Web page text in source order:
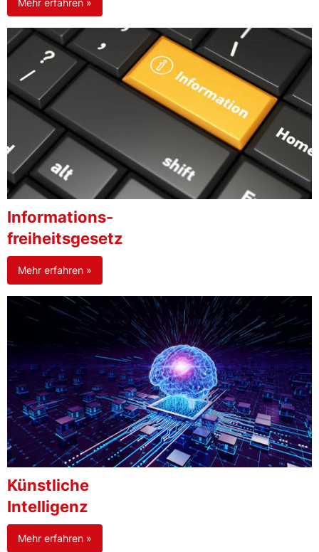
Informations-
freiheitsgesetz
Mehr erfahren »
Künstliche
Intelligenz
Mehr erfahren »